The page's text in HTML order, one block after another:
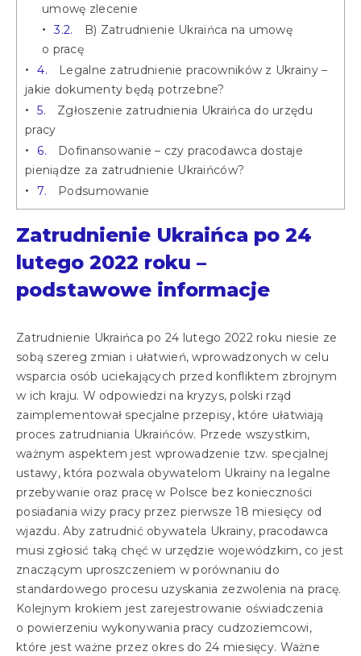
umowę zlecenie
3.2.
B) Zatrudnienie Ukraińca na umowę
o pracę
4.
Legalne zatrudnienie pracowników z Ukrainy –
jakie dokumenty będą potrzebne?
5.
Zgłoszenie zatrudnienia Ukraińca do urzędu
pracy
6.
Dofinansowanie – czy pracodawca dostaje
pieniądze za zatrudnienie Ukraińców?
7.
Podsumowanie
Zatrudnienie Ukraińca po 24
lutego 2022 roku –
podstawowe informacje
Zatrudnienie Ukraińca po 24 lutego 2022 roku niesie ze
sobą szereg zmian i ułatwień, wprowadzonych w celu
wsparcia osób uciekających przed konfliktem zbrojnym
w ich kraju. W odpowiedzi na kryzys, polski rząd
zaimplementował specjalne przepisy, które ułatwiają
proces zatrudniania Ukraińców. Przede wszystkim,
ważnym aspektem jest wprowadzenie tzw. specjalnej
ustawy, która pozwala obywatelom Ukrainy na legalne
przebywanie oraz pracę w Polsce bez konieczności
posiadania wizy pracy przez pierwsze 18 miesięcy od
wjazdu. Aby zatrudnić obywatela Ukrainy, pracodawca
musi zgłosić taką chęć w urzędzie wojewódzkim, co jest
znaczącym uproszczeniem w porównaniu do
standardowego procesu uzyskania zezwolenia na pracę.
Kolejnym krokiem jest zarejestrowanie oświadczenia
o powierzeniu wykonywania pracy cudzoziemcowi,
które jest ważne przez okres do 24 miesięcy. Ważne